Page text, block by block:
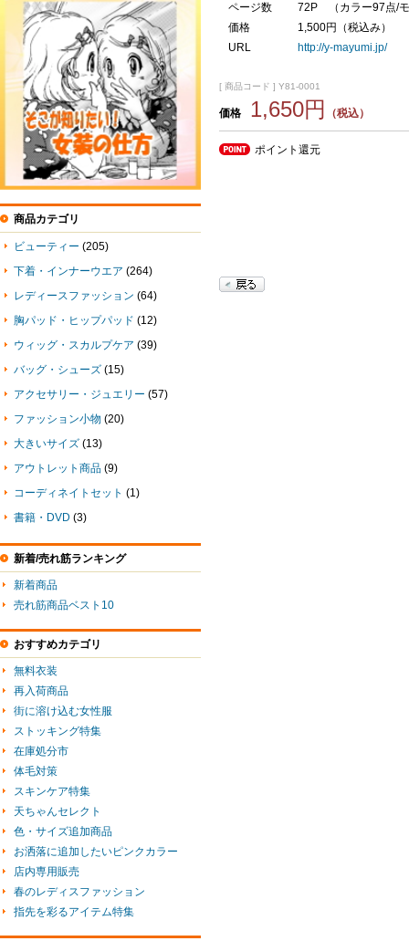
ページ数
72P （ カラー97点/
価格
1,500円（税込み）
URL
http://y-mayumi.jp/
[ 商品コード ] Y81-0001
価格 1,650円 （税込）
ポイント還元
商品カテゴリ
ビューティー (205)
下着・インナーウエア (264)
レディースファッション (64)
胸パッド・ヒップパッド (12)
ウィッグ・スカルプケア (39)
バッグ・シューズ (15)
アクセサリー・ジュエリー (57)
ファッション小物 (20)
大きいサイズ (13)
アウトレット商品 (9)
コーディネイトセット (1)
書籍・DVD (3)
新着/売れ筋ランキング
新着商品
売れ筋商品ベスト10
おすすめカテゴリ
無料衣装
再入荷商品
街に溶け込む女性服
ストッキング特集
在庫処分市
体毛対策
スキンケア特集
天ちゃんセレクト
色・サイズ追加商品
お洒落に追加したいピンクカラー
店内専用販売
春のレディスファッション
指先を彩るアイテム特集